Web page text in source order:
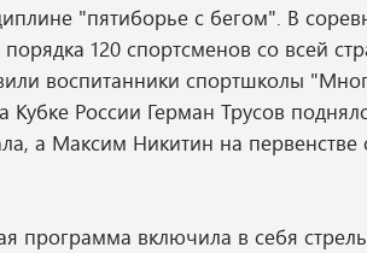
"пятиборье с бегом". В
120 спортсменов со всей
воспитанники спортшколы
Кубке России Герман Трусов
а Максим Никитин на первенстве
программа включила в себя